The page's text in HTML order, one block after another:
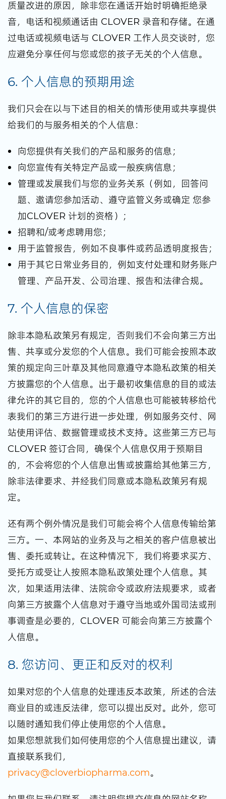
质量改进的原因，除非您在通话开始时明确拒绝录
音，电话和视频通话由 CLOVER 录音和存储。在通
过电话或视频电话与 CLOVER 工作人员交谈时，您
应避免分享任何与您或您的孩子无关的个人信息。
6. 个人信息的预期用途
我们只会在以与下述目的相关的情形使用或共享提供
给我们的与服务相关的个人信息：
向您提供有关我们的产品和服务的信息；
向您宣传有关特定产品或一般疾病信息；
管理或发展我们与您的业务关系（例如，回答问
题、邀请您参加活动、遵守监管义务或确定 您参
加CLOVER 计划的资格）；
招聘和/或考虑聘用您；
用于监管报告，例如不良事件或药品透明度报告；
用于其它日常业务目的，例如支付处理和财务账户
管理、产品开发、公司治理、报告和法律合规。
7. 个人信息的保密
除非本隐私政策另有规定，否则我们不会向第三方出
售、共享或分发您的个人信息。我们可能会按照本政
策的规定向三叶草及其他同意遵守本隐私政策的相关
方披露您的个人信息。出于最初收集信息的目的或法
律允许的其它目的，您的个人信息也可能被转移给代
表我们的第三方进行进一步处理，例如服务交付、网
站使用评估、数据管理或技术支持。这些第三方已与
CLOVER 签订合同，确保个人信息仅用于预期目
的，不会将您的个人信息出售或披露给其他第三方，
除非法律要求、并经我们同意或本隐私政策另有规
定。
还有两个例外情况是我们可能会将个人信息传输给第
三方。一、本网站的业务及与之相关的客户信息被出
售、委托或转让。在这种情况下，我们将要求买方、
受托方或受让人按照本隐私政策处理个人信息。其
次，如果适用法律、法院命令或政府法规要求，或者
向第三方披露个人信息对于遵守当地或外国司法或刑
事调查是必要的，CLOVER 可能会向第三方披露个
人信息。
8. 您访问、更正和反对的权利
如果对您的个人信息的处理违反本政策，所述的合法
商业目的或违反法律，您可以提出反对。此外，您可
以随时通知我们停止使用您的个人信息。
如果您想就我们如何使用您的个人信息提出建议，请
直接联系我们，
privacy@cloverbiopharma.com。